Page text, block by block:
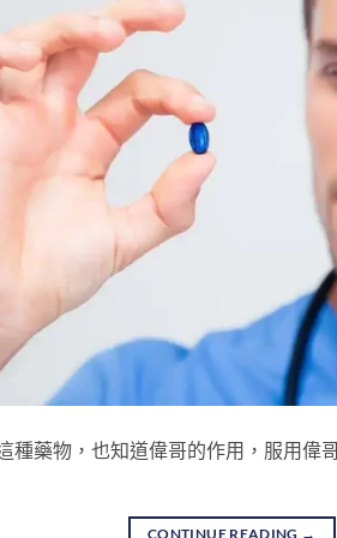
種藥物，也知道偉哥的作用，服用偉
CONTINUE READING →